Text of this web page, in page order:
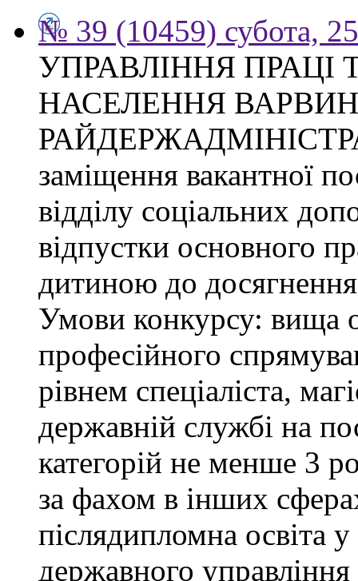
№ 39 (10459) субота,
УПРАВЛІННЯ ПРАЦІ
НАСЕЛЕННЯ
заміщення вакантної
відділу соціальних
відпустки основного
дитиною до
Умови конкурсу: вища
професійного
рівнем спеціаліста,
державній службі на
категорій не менше 3
за фахом в інших
післядипломна освіта
державного управління